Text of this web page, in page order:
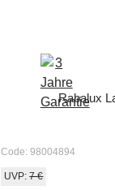
Rabalux
Code: 98004894
UVP:7 €